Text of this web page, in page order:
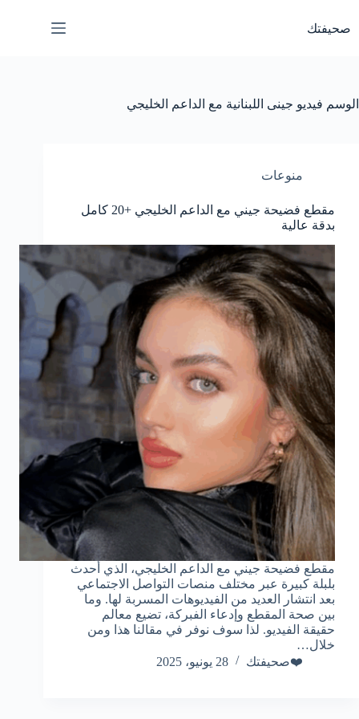
المحتوى
صحيفتك
الوسم فيديو جينى اللبنانية مع الداعم الخليجي
منوعات
مقطع فضيحة جيني مع الداعم الخليجي +20 كامل
بدقة عالية
مقطع فضيحة جيني مع الداعم الخليجي، الذي أحدث
بلبلة كبيرة عبر مختلف منصات التواصل الاجتماعي
بعد انتشار العديد من الفيديوهات المسربة لها. وما
بين صحة المقطع وإدعاء الفبركة، تضيع معالم
حقيقة الفيديو. لذا سوف نوفر في مقالنا هذا ومن
خلال…
❤️صحيفتك
28 يونيو، 2025